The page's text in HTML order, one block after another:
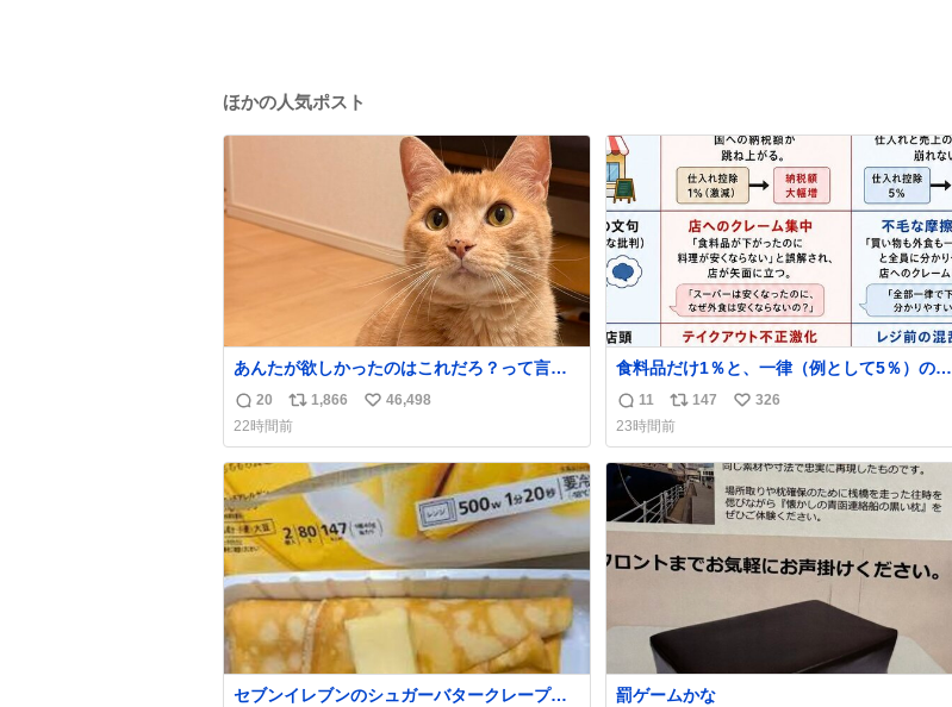
ほかの人気ポスト
あんたが欲しかったのはこれだろ？って言っ
て押してくれた手形がコチラ
返
信
数
20
リ
ポ
ス
ト
1,866
い
ね
数
46,498
22時間前
食料品だけ1％と、一律（例として5％）の比
較表を作ってみました。 参考になるかと思い
ます。
返
信
数
11
リ
ポ
ス
ト
数
147
い
ね
数
326
23時間前
セブンイレブンのシュガーバタークレープと
罰ゲームかな